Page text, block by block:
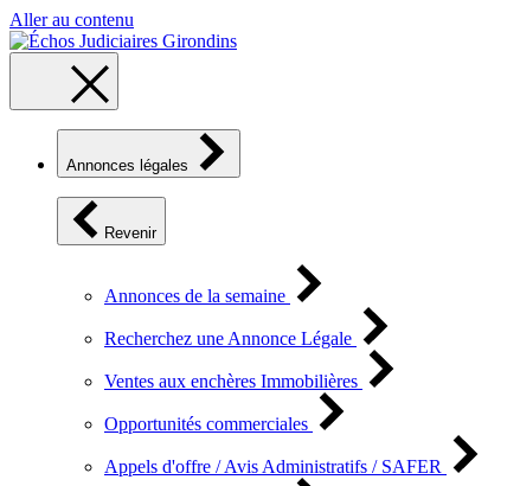
Aller au contenu
Annonces légales
Revenir
Annonces de la semaine
Recherchez une Annonce Légale
Ventes aux enchères Immobilières
Opportunités commerciales
Appels d'offre / Avis Administratifs / SAFER